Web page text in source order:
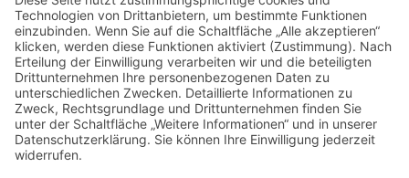
in Mönchengladbach, Düsseldorf und Krefeld zur
Verfügung. […]
Datenschutz